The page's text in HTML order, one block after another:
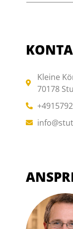
Kleine
70178